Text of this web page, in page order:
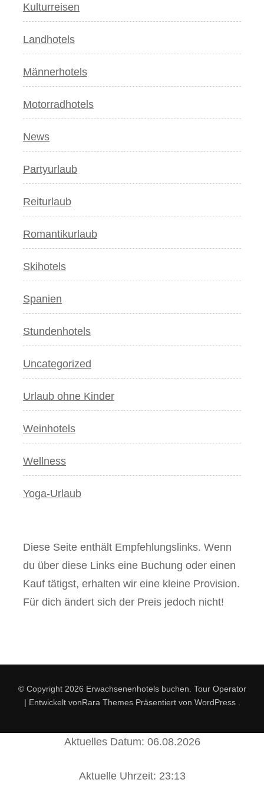
Kulturreisen
Landhotels
Männerhotels
Motorradhotels
News
Partyurlaub
Reiturlaub
Romantikurlaub
Skihotels
Spanien
Stundenhotels
Uncategorized
Urlaub ohne Kinder
Weinhotels
Wellness
Yoga-Urlaub
Diese Seite enthält Empfehlungslinks. Wenn
du über diese Links eine Buchung oder einen
Kauf tätigst, erhalten wir eine kleine Provision.
Für dich ändert sich der Preis jedoch nicht!
© Copyright 2026 Erwachsenenhotels buchen Tour Operator
| Entwickelt vonRara ThemesPräsentiert von WordPress.
Aktuelles Datum: 06.08.2026
Aktuelle Uhrzeit: 23:13